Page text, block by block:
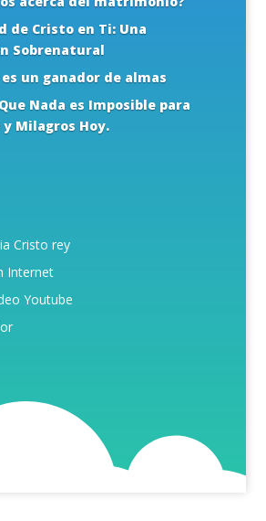
de Cristo en Ti: Una
Sobrenatural
un ganador de almas
Nada es Imposible para
y Milagros Hoy.
Cristo rey
Internet
Youtube